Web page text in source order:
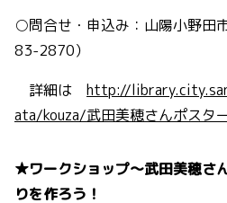
○問合せ・申込み：山陽小野田
83-2870）
詳細は http://
ata/kouza/武田美穂さんポスタ
★ワークショップ～武田美穂さ
りを作ろう！